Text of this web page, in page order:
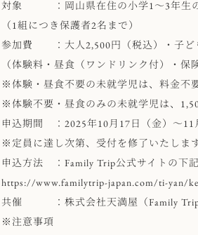
対象 ：岡山県在住の小学1～3年生の
（1組につき保護者2名まで）
参加費 ：大人2,500円（税込）・子ど
（体験料・昼食（ワンドリンク付）・保
※体験・昼食不要の未就学児は、料金不要
※体験不要・昼食のみの未就学児は、
申込期間 ：2025年10月17日（金）～11
※定員に達し次第、受付を修了いたします
申込方法 ：Family Trip公式サイトの下
https://www.familytrip-japan.com/ti-yan/
共催 ：株式会社天満屋（Family Trip
※注意事項